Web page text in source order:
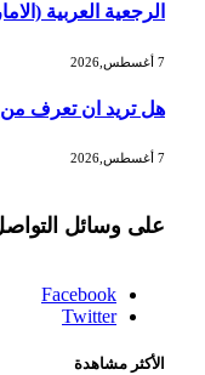
الرجعية العربية
هل تريد ان تعرف من
على وسائل التواصل
Facebook
Twitter
الأكثر مشاهدة